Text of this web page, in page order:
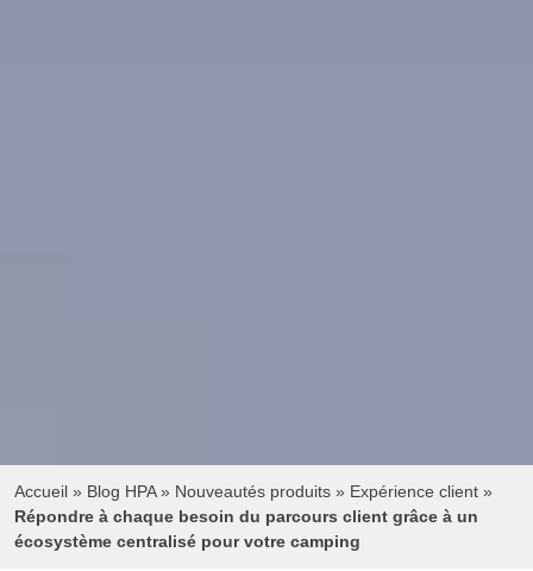
Accueil » Blog HPA» Nouveautés produits » Expérience client »
Répondre à chaque besoin du parcours client grâce à un
écosystème centralisé pour votre camping